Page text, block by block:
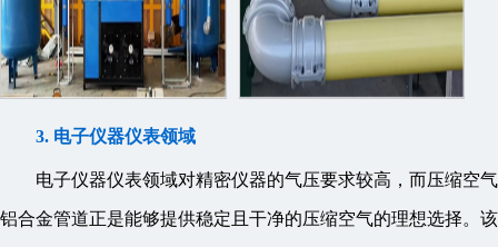
3. 电子仪器仪表领域
电子仪器仪表领域对精密仪器的气压要求较高，而压缩空气
铝合金管道正是能够提供稳定且干净的压缩空气的理想选择。该